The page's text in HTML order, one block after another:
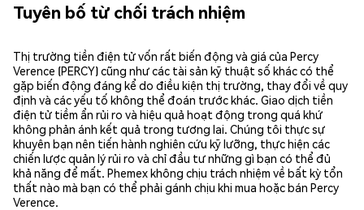
Tuyên bố từ chối trách nhiệm
Thị trường tiền điện tử vốn rất biến động và giá của Percy
Verence (PERCY) cũng như các tài sản kỹ thuật số khác có thể
gặp biến động đáng kể do điều kiện thị trường, thay đổi về quy
định và các yếu tố không thể đoán trước khác. Giao dịch tiền
điện tử tiềm ẩn rủi ro và hiệu quả hoạt động trong quá khứ
không phản ánh kết quả trong tương lai. Chúng tôi thực sự
khuyên bạn nên tiến hành nghiên cứu kỹ lưỡng, thực hiện các
chiến lược quản lý rủi ro và chỉ đầu tư những gì bạn có thể đủ
khả năng để mất. Phemex không chịu trách nhiệm về bất kỳ tổn
thất nào mà bạn có thể phải gánh chịu khi mua hoặc bán Percy
Verence.